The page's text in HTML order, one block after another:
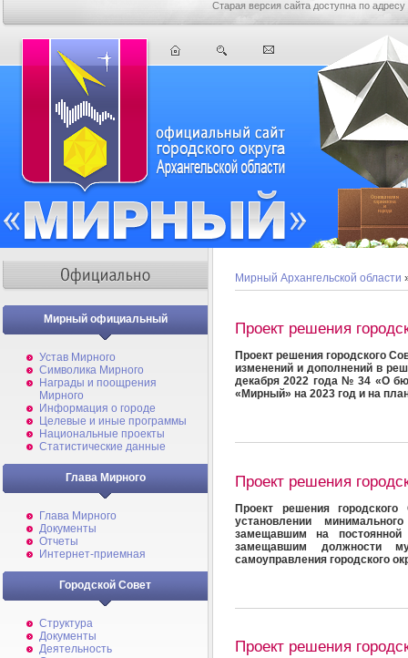
Старая версия сайта доступна по адресу
Мирный официальный
Устав Мирного
Символика Мирного
Награды и поощрения
Мирного
Информация о городе
Целевые и иные программы
Национальные проекты
Статистические данные
Глава Мирного
Глава Мирного
Документы
Отчеты
Интернет-приемная
Городской Совет
Структура
Документы
Деятельность
Мирный Архангельской области
Проект решения
Проект решения городского
изменений и дополнений в
декабря 2022 года № 34 «О
«Мирный» на 2023 год и на
Проект решения
Проект решения
установлении
замещавшим на
замещавшим должности
самоуправления городского
Проект решения